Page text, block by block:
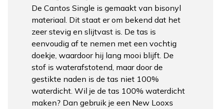
De Cantos Single is gemaakt van bisonyl
materiaal. Dit staat er om bekend dat het
zeer stevig en slijtvast is. De tas is
eenvoudig af te nemen met een vochtig
doekje, waardoor hij lang mooi blijft. De
stof is waterafstotend, maar door de
gestikte naden is de tas niet 100%
waterdicht. Wil je de tas 100% waterdicht
maken? Dan gebruik je een New Looxs